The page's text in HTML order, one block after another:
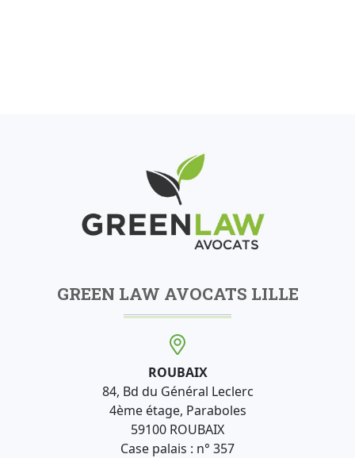
GREEN LAW AVOCATS LILLE
ROUBAIX
84, Bd du Général Leclerc
4ème étage, Paraboles
59100 ROUBAIX
Case palais : n° 357